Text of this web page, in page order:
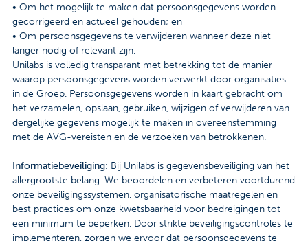
• Om het mogelijk te maken dat persoonsgegevens worden
gecorrigeerd en actueel gehouden; en
• Om persoonsgegevens te verwijderen wanneer deze niet
langer nodig of relevant zijn.
Unilabs is volledig transparant met betrekking tot de manier
waarop persoonsgegevens worden verwerkt door organisaties
in de Groep. Persoonsgegevens worden in kaart gebracht om
het verzamelen, opslaan, gebruiken, wijzigen of verwijderen van
dergelijke gegevens mogelijk te maken in overeenstemming
met de AVG-vereisten en de verzoeken van betrokkenen.
Informatiebeveiliging: Bij Unilabs is gegevensbeveiliging van het
allergrootste belang. We beoordelen en verbeteren voortdurend
onze beveiligingssystemen, organisatorische maatregelen en
best practices om onze kwetsbaarheid voor bedreigingen tot
een minimum te beperken. Door strikte beveiligingscontroles te
implementeren, zorgen we ervoor dat persoonsgegevens te